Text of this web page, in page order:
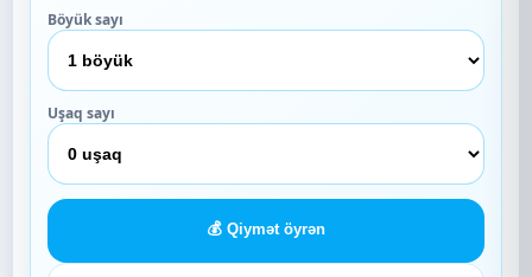
Böyük sayı
Uşaq sayı
💰 Qiymət öyrən